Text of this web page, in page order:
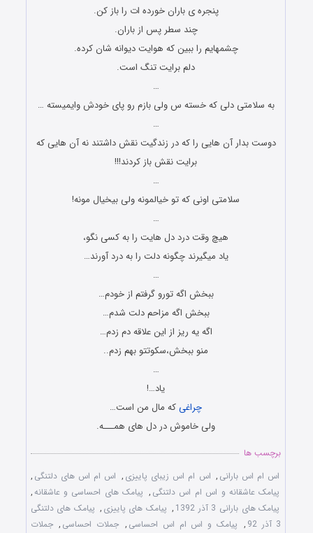
پنجره ی باران خورده ات را باز کن.
چند سطر پس از باران.
چشمهایم را ببین که هوایت دیوانه شان کرده.
دلم برایت تنگ است.
…
به سلامتی دلی که خسته س ولی بازم رو پای خودش وایمیسته …
…
دوست بدار آن هایی را که در زندگیت نقش داشتند نه آن هایی که
برایت نقش باز کردند!!!
…
سلامتی اونی که تو خیالمونه ولی بیخیال مونه!
…
هیچ وقت درد دل هایت را به کسی نگو،
یاد میگیرند چگونه دلت را به درد آورند…
…
ببخش اگه تورو گرفتم از خودم…
ببخش اگه مزاحم دلت شدم…
اگه یه ریز از این علاقه دم زدم…
منو ببخش،سکوتتو بهم زدم..
…
یاد…!
چراغیکه مال من است…
ولی خاموش در دل های همـــه.
برچسب ها
اس ام اس بارانی , اس ام اس زیبای پاییزی , اس ام اس های دلتنگی ,
پیامک عاشقانه و اس ام اس دلتنگی , پیامک های احساسی و عاشقانه,
پیامک های بارانی 3 آذر 1392
, پیامک های پاییزی , پیامک های دلتنگی
3 آذر 92
, پیامک و اس ام اس احساسی , جملات احساسی , جملات